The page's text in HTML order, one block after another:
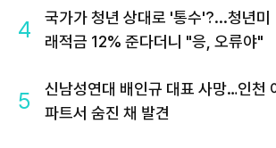
4
국가가 청년 상대로 '통수'?...청년미
래적금 12% 준다더니 "응, 오류야"
5
신남성연대 배인규 대표 사망…인천
파트서 숨진 채 발견